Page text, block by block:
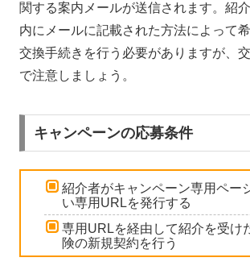
関する案内メールが送信されます。紹
内にメールに記載された方法によって
交換手続きを行う必要がありますが、
で注意しましょう。
キャンペーンの応募条件
紹介者がキャンペーン専用ペー
い専用URLを発行する
専用URLを経由して紹介を受け
険の新規契約を行う